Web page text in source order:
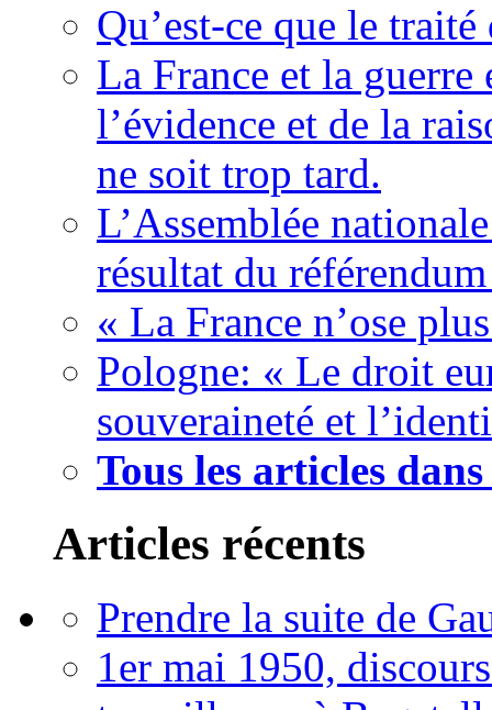
Qu’est-ce que le traité
La France et la
l’évidence et de la
ne soit trop tard.
L’Assemblée
résultat du
« La France n’ose
Pologne: « Le droit
souveraineté et
Tous les articles
Articles récents
Prendre la suite de
1er mai 1950,